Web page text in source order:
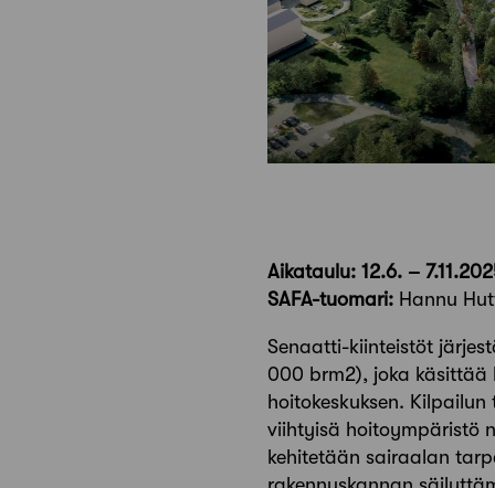
Aikataulu: 12.6. –
SAFA-tuomari: Hannu
Senaatti-kiinteistöt
000 brm2), joka käsittää
hoitokeskuksen.
viihtyisä hoitoympäristö
kehitetään sairaalan